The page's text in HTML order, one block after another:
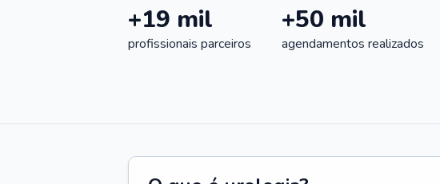
+19 mil
profissionais parceiros
+50 mil
agendamentos realizados